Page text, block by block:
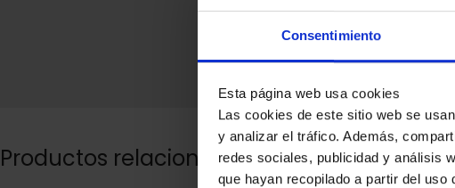
Consentimiento
Esta página web usa cookies
Las cookies de este sitio web se
y analizar el tráfico. Además,
redes sociales, publicidad y análisis
que hayan recopilado a partir del
Productos relacionados